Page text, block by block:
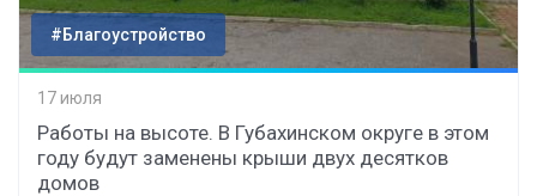
#Благоустройство
17 июля
Работы на высоте. В Губахинском округе в этом
году будут заменены крыши двух десятков
домов